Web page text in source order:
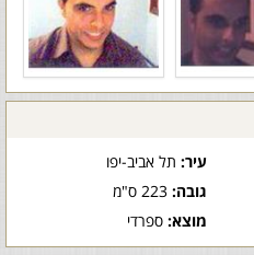
עיר:תל אביב-יפו
גובה:223 ס"מ
מוצא:ספרדי